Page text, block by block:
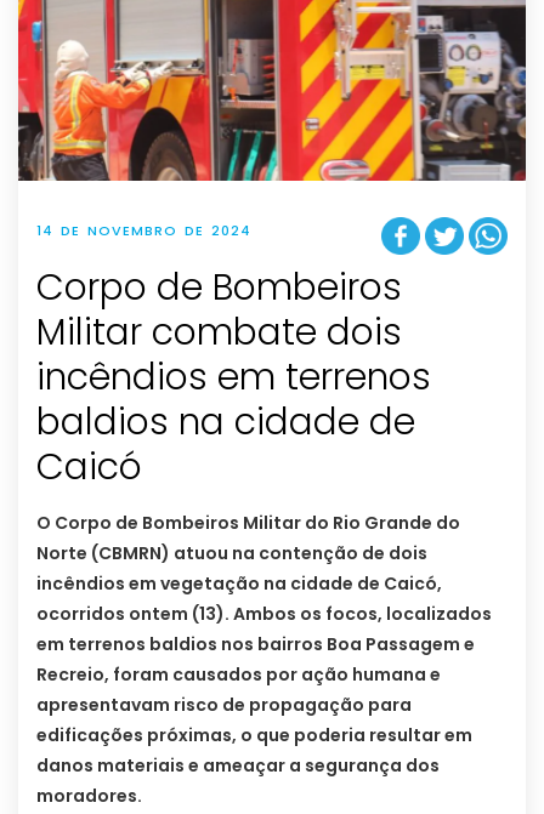
14 DE NOVEMBRO DE 2024
Corpo de Bombeiros
Militar combate dois
incêndios em terrenos
baldios na cidade de
Caicó
O Corpo de Bombeiros Militar do Rio Grande do
Norte (CBMRN) atuou na contenção de dois
incêndios em vegetação na cidade de Caicó,
ocorridos ontem (13). Ambos os focos, localizados
em terrenos baldios nos bairros Boa Passagem e
Recreio, foram causados por ação humana e
apresentavam risco de propagação para
edificações próximas, o que poderia resultar em
danos materiais e ameaçar a segurança dos
moradores.